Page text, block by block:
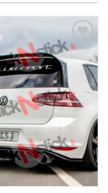
à
32.90€
Ajouter
à la
wishlist